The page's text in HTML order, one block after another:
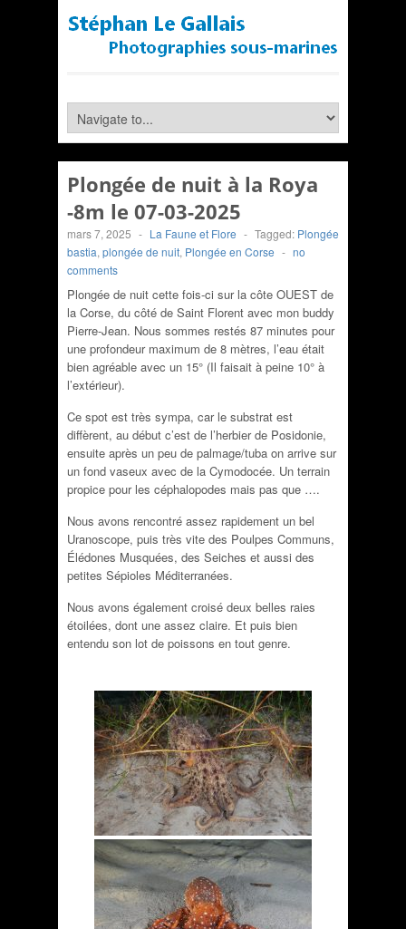
Plongée de nuit à la Roya
-8m le 07-03-2025
mars 7, 2025 - La Faune et Flore - Tagged: Plongée
bastia, plongée de nuit, Plongée en Corse - no
comments
Plongée de nuit cette fois-ci sur la côte OUEST de
la Corse, du côté de Saint Florent avec mon buddy
Pierre-Jean. Nous sommes restés 87 minutes pour
une profondeur maximum de 8 mètres, l’eau était
bien agréable avec un 15° (Il faisait à peine 10° à
l’extérieur).
Ce spot est très sympa, car le substrat est
diffèrent, au début c’est de l’herbier de Posidonie,
ensuite après un peu de palmage/tuba on arrive sur
un fond vaseux avec de la Cymodocée. Un terrain
propice pour les céphalopodes mais pas que ….
Nous avons rencontré assez rapidement un bel
Uranoscope, puis très vite des Poulpes Communs,
Élédones Musquées, des Seiches et aussi des
petites Sépioles Méditerranées.
Nous avons également croisé deux belles raies
étoilées, dont une assez claire. Et puis bien
entendu son lot de poissons en tout genre.